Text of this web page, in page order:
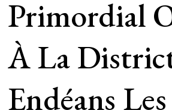
Primordial
À La
Endéans Les